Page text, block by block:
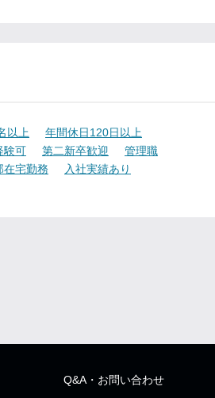
以上
年間休日120日以上
験可 第二新卒歓迎
管理職
在宅勤務
入社実績あり
Q&A・お問い合わせ